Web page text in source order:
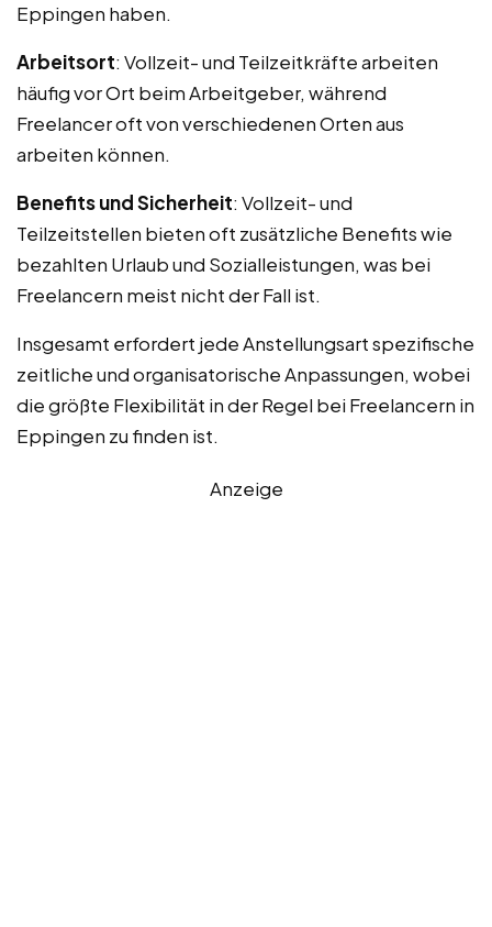
Eppingen haben.
Arbeitsort: Vollzeit- und Teilzeitkräfte arbeiten
häufig vor Ort beim Arbeitgeber, während
Freelancer oft von verschiedenen Orten aus
arbeiten können.
Benefits und Sicherheit: Vollzeit- und
Teilzeitstellen bieten oft zusätzliche Benefits wie
bezahlten Urlaub und Sozialleistungen, was bei
Freelancern meist nicht der Fall ist.
Insgesamt erfordert jede Anstellungsart spezifische
zeitliche und organisatorische Anpassungen, wobei
die größte Flexibilität in der Regel bei Freelancern in
Eppingen zu finden ist.
Anzeige